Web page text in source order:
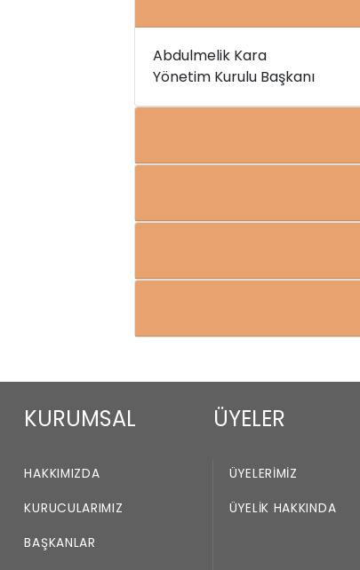
Abdulmelik Kara
Yönetim Kurulu Başkanı
KURUMSAL
HAKKIMIZDA
KURUCULARIMIZ
BAŞKANLAR
ÜYELER
ÜYELERIMIZ
ÜYELIK HAKKINDA